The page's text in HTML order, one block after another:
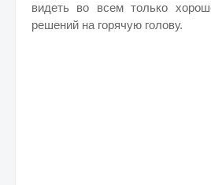
видеть во всем только
решений на горячую голову.